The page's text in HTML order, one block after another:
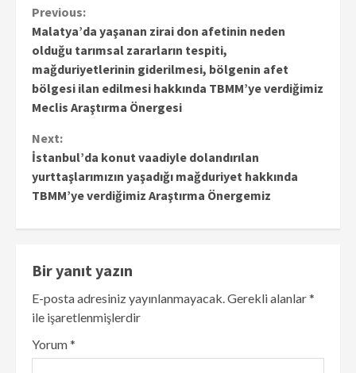
Continue
Reading
Previous:
Malatya’da yaşanan zirai don afetinin neden
olduğu tarımsal zararların tespiti,
mağduriyetlerinin giderilmesi, bölgenin afet
bölgesi ilan edilmesi hakkında TBMM’ye verdiğimiz
Meclis Araştırma Önergesi
Next:
İstanbul’da konut vaadiyle dolandırılan
yurttaşlarımızın yaşadığı mağduriyet hakkında
TBMM’ye verdiğimiz Araştırma Önergemiz
Bir yanıt yazın
E-posta adresiniz yayınlanmayacak.Gerekli alanlar*
ile işaretlenmişlerdir
Yorum*